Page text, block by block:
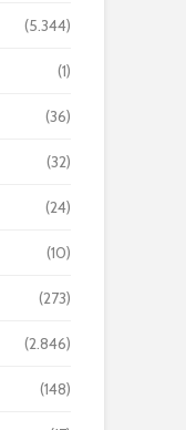
(5.344)
(1)
(36)
(32)
(24)
(10)
(273)
(2.846)
(148)